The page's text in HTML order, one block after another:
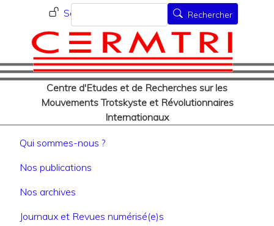
au
contenu
principal
Menu du compte de
Se connecter
Centre d'Etudes et de Recherches sur les
Mouvements Trotskyste et Révolutionnaires
Internationaux
Rechercher Rechercher
Navigation principale
Qui sommes-nous ?
Nos publications
Nos archives
Journaux et Revues numérisé(e)s